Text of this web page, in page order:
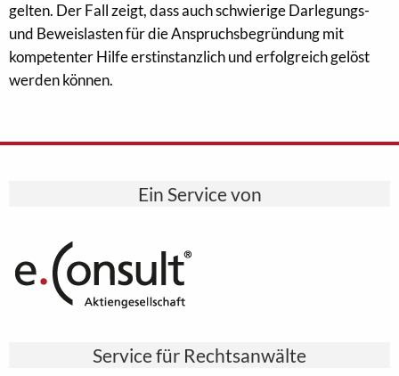
gelten. Der Fall zeigt, dass auch schwierige Darlegungs-
und Beweislasten für die Anspruchsbegründung mit
kompetenter Hilfe erstinstanzlich und erfolgreich gelöst
werden können.
Ein Service von
Service für Rechtsanwälte